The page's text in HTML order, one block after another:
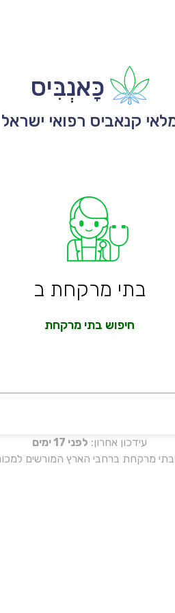
כָּאנְבִּיס
קנאביס רפואי ישראל
בתי מרקחת ב
חיפוש בתי מרקחת
עידכון אחרון: לפני 17 ימים
מרקחת ברחבי הארץ המורשים